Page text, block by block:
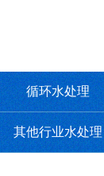
循环水处理
其他行业水处理